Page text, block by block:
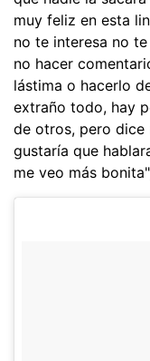
muy feliz en esta
no te interesa no
no hacer
lástima o hacerlo
extraño todo, hay
de otros, pero dice
gustaría que
me veo más